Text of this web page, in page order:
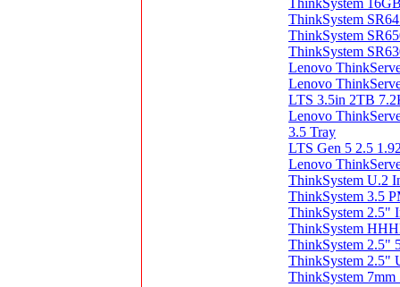
ThinkSystem
ThinkSystem
ThinkSystem
ThinkSystem
Lenovo
Lenovo
LTS 3.5in 2TB
Lenovo
3.5 Tray
LTS Gen 5 2.5
Lenovo
ThinkSystem U.2
ThinkSystem 3.5
ThinkSystem 2.5"
ThinkSystem
ThinkSystem 2.5"
ThinkSystem 2.5"
ThinkSystem